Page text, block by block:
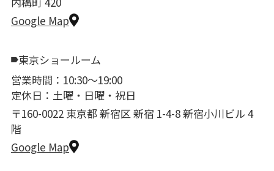
Google Map
東京ショールーム
営業時間：10:30〜19:00
定休日：土曜・日曜・祝日
〒160-0022 東京都 新宿区 新宿 1-4-8 新宿小川ビル 4
階
Google Map